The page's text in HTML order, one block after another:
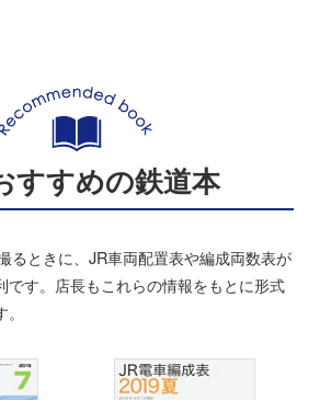
すすめの鉄道本
るときに、JR車両配置表や編成両数表が
です。店長もこれらの情報をもとに形式